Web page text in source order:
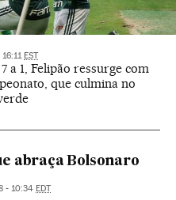
EST
a 1, Felipão ressurge com
que culmina no
abraça Bolsonaro
- 10:34 EDT